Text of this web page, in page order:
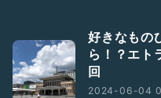
好きなもの
ら！？エト
回
2024-06-04